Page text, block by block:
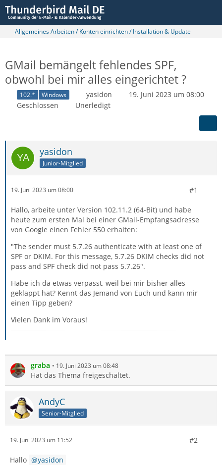
Allgemeines Arbeiten / Konten einrichten / Installation & Update
GMail bemängelt fehlendes SPF,
obwohl bei mir alles eingerichtet ?
102.* Windows yasidon
19. Juni 2023 um 08:00
Geschlossen
Unerledigt
yasidon
Junior-Mitglied
19. Juni 2023 um 08:00 #1
Hallo, arbeite unter Version 102.11.2 (64-Bit) und habe
heute zum ersten Mal bei einer GMail-Empfangsadresse
von Google einen Fehler 550 erhalten:
"The sender must 5.7.26 authenticate with at least one of
SPF or DKIM. For this message, 5.7.26 DKIM checks did not
pass and SPF check did not pass 5.7.26".
Habe ich da etwas verpasst, weil bei mir bisher alles
geklappt hat? Kennt das Jemand von Euch und kann mir
einen Tipp geben?
Vielen Dank im Voraus!
graba 19. Juni 2023 um 08:48
Hat das Thema freigeschaltet.
AndyC
Senior-Mitglied
19. Juni 2023 um 11:52 #2
Hallo
yasidon